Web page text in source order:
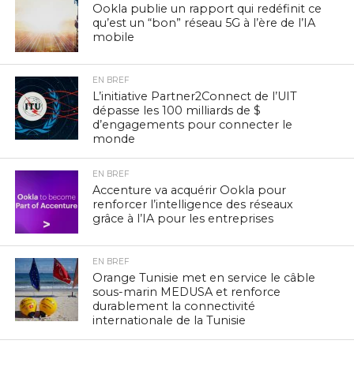
Ookla publie un rapport qui redéfinit ce
qu’est un “bon” réseau 5G à l’ère de l’IA
mobile
EN BREF
L’initiative Partner2Connect de l’UIT
dépasse les 100 milliards de $
d’engagements pour connecter le
monde
EN BREF
Accenture va acquérir Ookla pour
renforcer l’intelligence des réseaux
grâce à l’IA pour les entreprises
EN BREF
Orange Tunisie met en service le câble
sous-marin MEDUSA et renforce
durablement la connectivité
internationale de la Tunisie